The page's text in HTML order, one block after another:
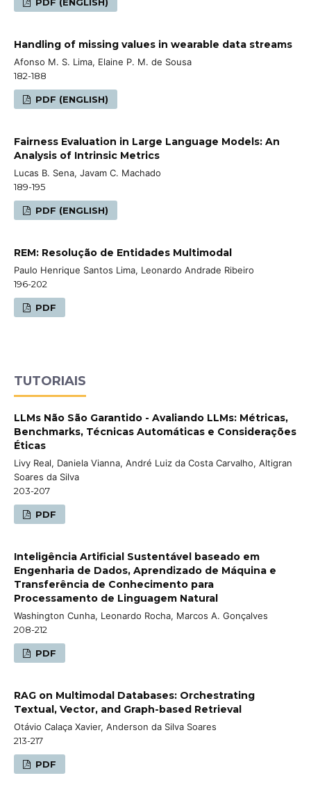
Handling of missing values in wearable data streams
Afonso M. S. Lima, Elaine P. M. de Sousa
182-188
PDF (ENGLISH)
Fairness Evaluation in Large Language Models: An
Analysis of Intrinsic Metrics
Lucas B. Sena, Javam C. Machado
189-195
PDF (ENGLISH)
REM: Resolução de Entidades Multimodal
Paulo Henrique Santos Lima, Leonardo Andrade Ribeiro
196-202
PDF
TUTORIAIS
LLMs Não São Garantido - Avaliando LLMs: Métricas,
Benchmarks, Técnicas Automáticas e Considerações
Éticas
Livy Real, Daniela Vianna, André Luiz da Costa Carvalho, Altigran
Soares da Silva
203-207
PDF
Inteligência Artificial Sustentável baseado em
Engenharia de Dados, Aprendizado de Máquina e
Transferência de Conhecimento para
Processamento de Linguagem Natural
Washington Cunha, Leonardo Rocha, Marcos A. Gonçalves
208-212
PDF
RAG on Multimodal Databases: Orchestrating
Textual, Vector, and Graph-based Retrieval
Otávio Calaça Xavier, Anderson da Silva Soares
213-217
PDF